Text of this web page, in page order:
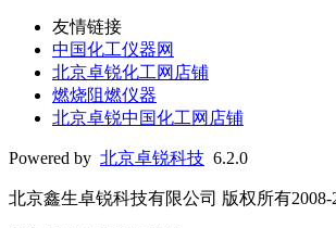
友情链接
中国化工仪器网
北京卓锐化工网店铺
燃烧阻燃仪器
北京卓锐中国化工网店铺
Powered by 北京卓锐科技 6.2.0
北京鑫生卓锐科技有限公司 版权所有2008-